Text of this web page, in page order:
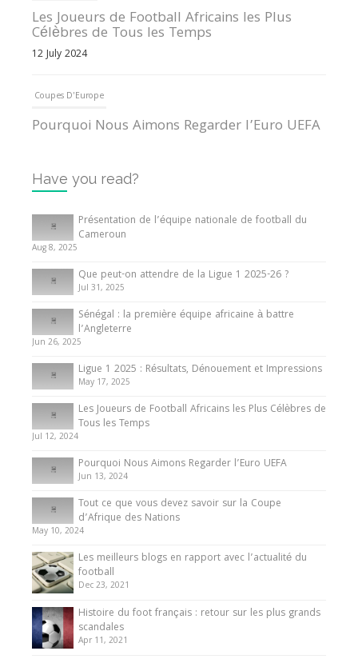
Les Joueurs de Football Africains les Plus
Célèbres de Tous les Temps
12 July 2024
Coupes D'Europe
Pourquoi Nous Aimons Regarder l’Euro UEFA
Internationales
Tout ce que vous devez savoir sur la Coupe
d’Afrique des Nations
10 May 2024
Internationales
Présentation de l’équipe nationale de football
du Cameroun
8 August 2025
Have you read?
Présentation de l’équipe nationale de football du
Cameroun
Aug 8, 2025
Que peut-on attendre de la Ligue 1 2025-26 ?
Jul 31, 2025
Sénégal : la première équipe africaine à battre
l’Angleterre
Jun 26, 2025
Ligue 1 2025 : Résultats, Dénouement et Impressions
May 17, 2025
Les Joueurs de Football Africains les Plus Célèbres de
Tous les Temps
Jul 12, 2024
Pourquoi Nous Aimons Regarder l’Euro UEFA
Jun 13, 2024
Tout ce que vous devez savoir sur la Coupe
d’Afrique des Nations
May 10, 2024
Les meilleurs blogs en rapport avec l’actualité du
football
Dec 23, 2021
Histoire du foot français : retour sur les plus grands
scandales
Apr 11, 2021